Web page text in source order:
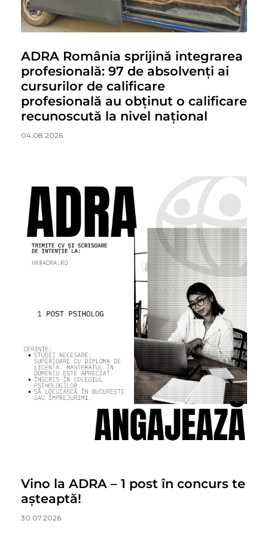
ADRA România sprijină integrarea
profesională: 97 de absolvenți ai
cursurilor de calificare
profesională au obținut o calificare
recunoscută la nivel național
04.08.2026
Vino la ADRA – 1 post în concurs te
așteaptă!
30.07.2026